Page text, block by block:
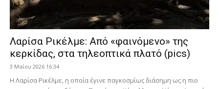
Λαρίσα Ρικέλμε: Από «φαινόμενο» της
κερκίδας, στα τηλεοπτικά πλατό (pics)
3 Μαΐου 2026 16:34
Η Λαρίσα Ρικέλμε, η οποία έγινε παγκοσμίως διάσημη ως η πιο